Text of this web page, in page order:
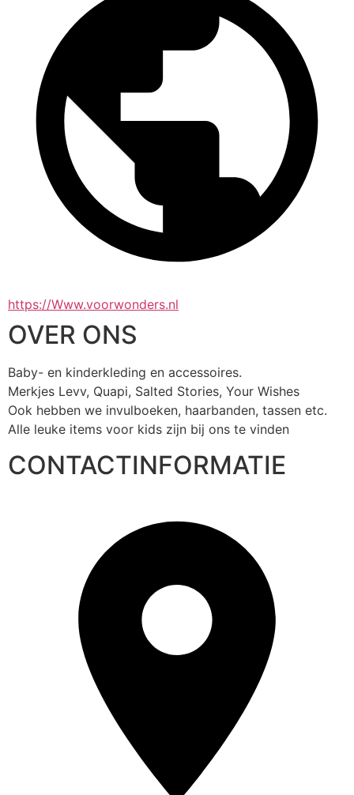
https://Www.voorwonders.nl
OVER ONS
Baby- en kinderkleding en accessoires.
Merkjes Levv, Quapi, Salted Stories, Your Wishes
Ook hebben we invulboeken, haarbanden, tassen etc.
Alle leuke items voor kids zijn bij ons te vinden
CONTACTINFORMATIE